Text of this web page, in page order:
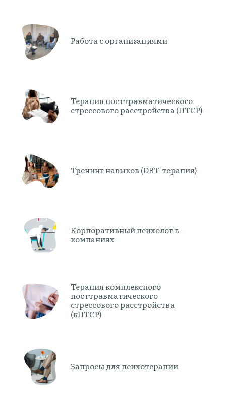
Работа с организациями
Терапия посттравматического
стрессового расстройства (ПТСР)
Тренинг навыков (DBT-терапия)
Корпоративный психолог в
компаниях
Терапия комплексного
посттравматического
стрессового расстройства
(кПТСР)
Запросы для психотерапии